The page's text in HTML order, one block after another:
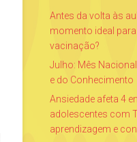
Antes da volta às
momento ideal
vacinação?
Julho: Mês
e do Conhecimento
Ansiedade afeta 4
adolescentes com
aprendizagem e